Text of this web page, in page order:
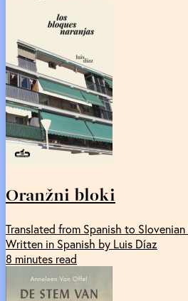
Oranžni bloki
Translated from Spanish to
Written in Spanish by Luis Díaz
8 minutes read